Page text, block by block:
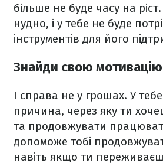
більше не буде часу на
нудно, і у тебе не буде
інструментів для його
Знайди свою мотивацію
І справа не у грошах. У
причина, через яку ти
та продовжувати
допоможе тобі
навіть якщо ти переживаєш